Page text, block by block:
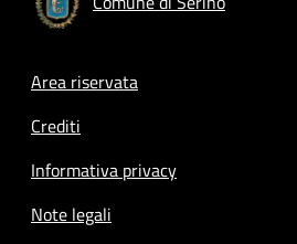
Footer menu
Area riservata
Crediti
Informativa privacy
Note legali